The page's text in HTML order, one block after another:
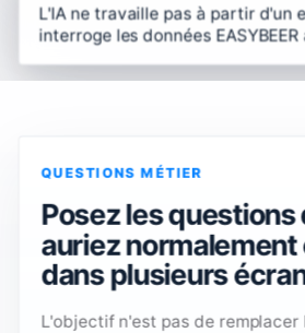
L'IA ne travaille pas à partir d'un
interroge les données
QUESTIONS MÉTIER
Posez les questions
auriez
dans plusieurs
L'objectif n'est pas de remplacer